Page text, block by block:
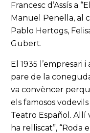
Francesc d’Assís a
Manuel Penella, al
Pablo Hertogs,
Gubert.
El 1935 l’empresari
pare de la
va convèncer
els famosos
Teatro Español. Allí
ha relliscat”, “Roda